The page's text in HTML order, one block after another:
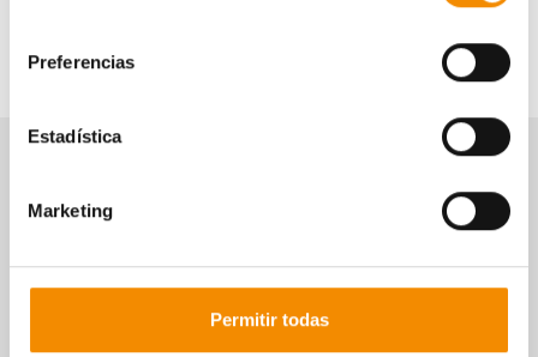
Preferencias
Estadística
Marketing
Permitir todas
Descubre el resto de
nuestros seguros